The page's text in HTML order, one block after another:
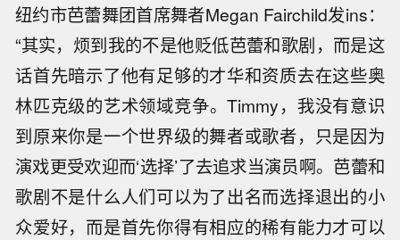
纽约市芭蕾舞团首席舞者Megan Fairchild发ins：
“其实，烦到我的不是他贬低芭蕾和歌剧，而是这
话首先暗示了他有足够的才华和资质去在这些奥
林匹克级的艺术领域竞争。Timmy，我没有意识
到原来你是一个世界级的舞者或歌者，只是因为
演戏更受欢迎而‘选择’了去追求当演员啊。芭蕾和
歌剧不是什么人们可以为了出名而选择退出的小
众爱好，而是首先你得有相应的稀有能力才可以